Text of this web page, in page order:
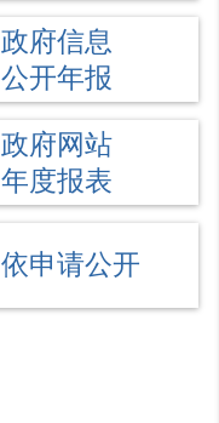
政府信息
公开年报
政府网站
年度报表
依申请公开